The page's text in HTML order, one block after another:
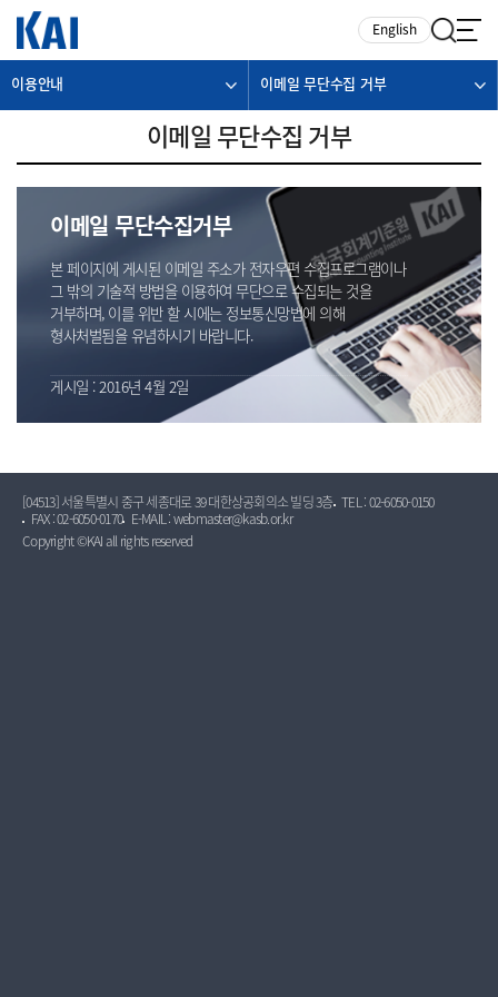
English
이용안내 이메일 무단수집 거부
이메일 무단수집 거부
이메일 무단수집거부
본 페이지에 게시된 이메일 주소가 전자우편 수집프로그램이나
그 밖의 기술적 방법을 이용하여 무단으로 수집되는 것을
거부하며, 이를 위반 할 시에는 정보통신망법에 의해
형사처벌됨을 유념하시기 바랍니다.
게시일 : 2016년 4월 2일
[04513] 서울특별시 중구 세종대로 39 대한상공회의소 빌딩 3층 TEL : 02-6050-0150
FAX : 02-6050-0170
E-MAIL : webmaster@kasb.or.kr
Copyright ©KAI all rights reserved